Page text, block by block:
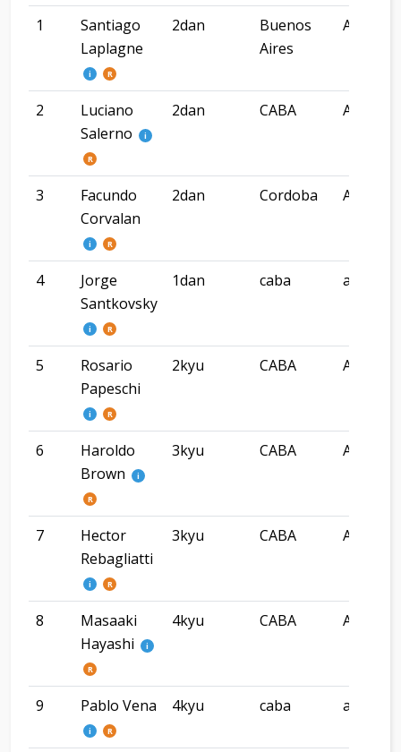
1
Santiago
Laplagne
i R
2dan
Buenos
Aires
2
Luciano
Salerno
i
R
2dan CABA
3
Facundo
Corvalan
i R
2dan Cordoba
4
Jorge
Santkovsky
i R
1dan caba
5
Rosario
Papeschi
i R
2kyu CABA
6
Haroldo
Brown
i
R
3kyu CABA
7
Hector
Rebagliatti
i R
3kyu CABA
8
Masaaki
Hayashi
i
R
4kyu CABA
9 Pablo Vena
i R
4kyu caba